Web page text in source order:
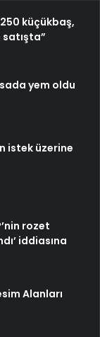
küçükbaş,
yem oldu
istek üzerine
rozet
iddiasına
Alanları